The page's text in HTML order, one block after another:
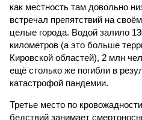
как местность там довольно
встречал препятствий на
целые города. Водой залило
километров (а это больше
Кировской областей), 2 млн
ещё столько же погибли в
катастрофой пандемии.
Третье место по
бедствий занимает